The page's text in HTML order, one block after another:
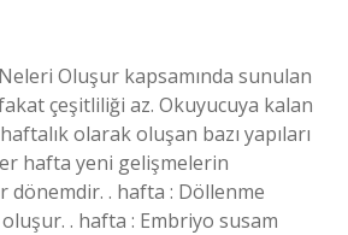
Oluşur kapsamında sunulan
fakat çeşitliliği az. Okuyucuya kalan
olarak oluşan bazı yapıları
hafta yeni gelişmelerin
dönemdir. . hafta : Döllenme
. hafta : Embriyo susam